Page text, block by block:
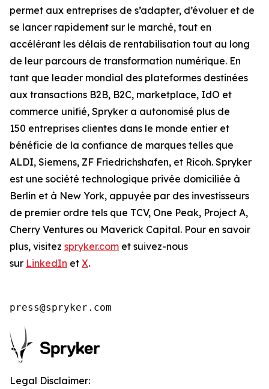
permet aux entreprises de s’adapter, d’évoluer et de
se lancer rapidement sur le marché, tout en
accélérant les délais de rentabilisation tout au long
de leur parcours de transformation numérique. En
tant que leader mondial des plateformes destinées
aux transactions B2B, B2C, marketplace, IdO et
commerce unifié, Spryker a autonomisé plus de
150 entreprises clientes dans le monde entier et
bénéficie de la confiance de marques telles que
ALDI, Siemens, ZF Friedrichshafen, et Ricoh. Spryker
est une société technologique privée domiciliée à
Berlin et à New York, appuyée par des investisseurs
de premier ordre tels que TCV, One Peak, Project A,
Cherry Ventures ou Maverick Capital. Pour en savoir
plus, visitez spryker.com et suivez-nous
sur LinkedIn et X.
press@spryker.com
Legal Disclaimer: